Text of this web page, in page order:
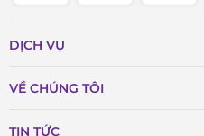
DỊCH VỤ
VỀ CHÚNG TÔI
TIN TỨC